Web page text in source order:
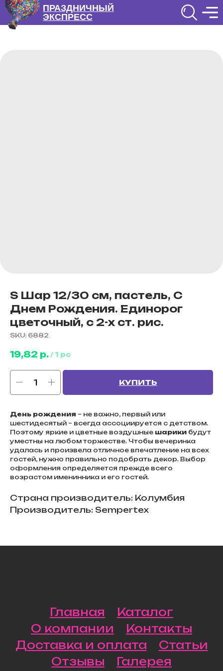
ПРАЗДНИЧНЫЙ
ЭКСПРЕСС
S Шар 12/30 см, пастель, С
Днем Рождения. Единорог
цветочный, с 2-х ст. рис.
SKU: 6882
19,82 р. / 1 pc
КУПИТЬ
День рождения – не важно, первый или
шестидесятый – всегда ассоциируется с детством.
Поэтому яркие и цветные воздушные шарики будут
уместны на любом торжестве. Чтобы вечеринка
удалась и произвела отличное впечатление на всех
гостей, нужно правильно подобрать декор. Выбор
оформления определяется прежде всего
возрастом именинника и его гостей.
Страна производитель: Колумбия
Производитель: Sempertex
Главная
Каталог
О компании
Контакты
Доставка и оплата
Статьи
Отзывы
Галерея